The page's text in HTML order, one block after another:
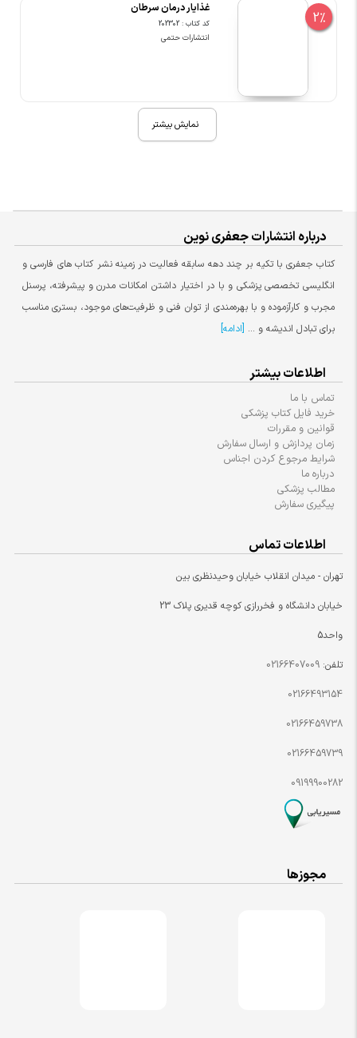
2%
غذایار درمان سرطان
کد کتاب : 202302
انتشارات حتمی
نمایش بیشتر
درباره انتشارات جعفری نوین
کتاب جعفری با تکیه بر چند دهه سابقه فعالیت در زمینه نشر کتاب های فارسی و
انگلیسی تخصصی پزشکی و با در اختیار داشتن امکانات مدرن و پیشرفته، پرسنل
مجرب و کارآزموده و با بهره‌مندی از توان فنی و ظرفیت‌های موجود، بستری مناسب
برای تبادل اندیشه و ... [ادامه]
اطلاعات بیشتر
تماس با ما
خرید فایل کتاب پزشکی
قوانین و مقررات
زمان پردازش و ارسال سفارش
شرایط مرجوع کردن اجناس
درباره ما
مطالب پزشکی
پیگیری سفارش
اطلاعات تماس
تهران - میدان انقلاب خیابان وحیدنظری بین
خیابان دانشگاه و فخررازی کوچه قدیری پلاک 23
واحد5
تلفن: 02166407009
02166493154
02166459738
02166459739
09199900282
مجوزها